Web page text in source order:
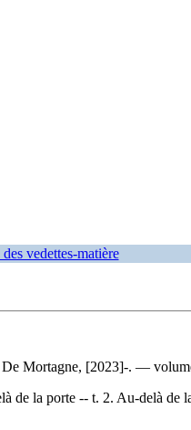
vedettes-matière
Mortagne, [2023]-. —
de la porte -- t. 2. Au-delà